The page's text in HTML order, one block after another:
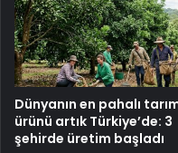
Dünyanın en pahalı
ürünü artık Türkiye’de: 3
şehirde üretim başladı